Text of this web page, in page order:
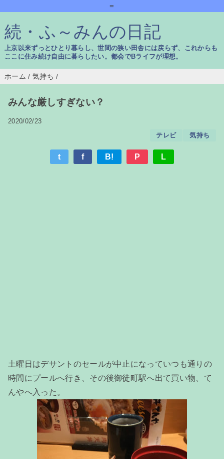
=
続・ふ～みんの日記
上京以来ずっとひとり暮らし、世間の狭い田舎には戻らず、これからも
ここに住み続け自由に暮らしたい。都会でBライフが理想。
ホーム / 気持ち /
みんな厳しすぎない？
2020/02/23
テレビ
気持ち
t f B! P L
土曜日はデサントのセールが中止になっていつも通りの
時間にプールへ行き、その後御徒町駅へ出て買い物、て
んやへ入った。